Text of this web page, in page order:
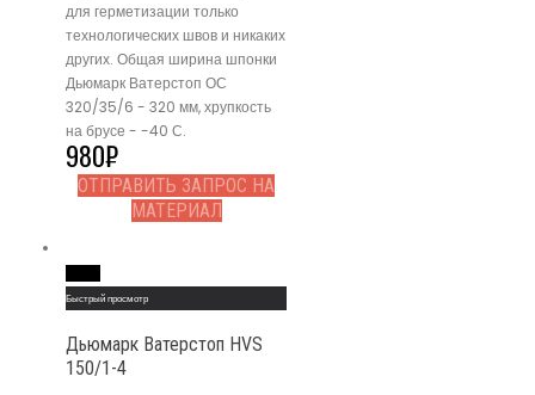
для герметизации только
технологических швов и никаких
других. Общая ширина шпонки
Дьюмарк Ватерстоп ОС
320/35/6 - 320 мм, хрупкость
на брусе - -40 С.
980₽
ОТПРАВИТЬ ЗАПРОС НА
МАТЕРИАЛ
Быстрый просмотр
Дьюмарк Ватерстоп HVS
150/1-4